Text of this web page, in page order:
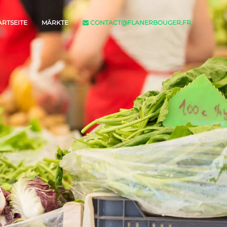
MÄRKTE CONTACT@FLANERBOUGER.FR